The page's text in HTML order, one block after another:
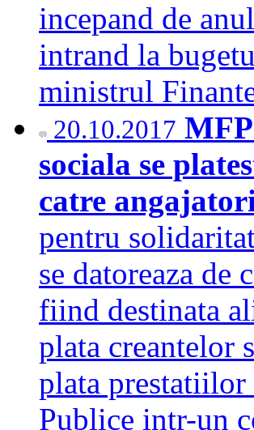
incepand de
intrand la
ministrul
20.10.2017
sociala se
catre
pentru
se datoreaza
fiind destinata
plata creantelor
plata
Publice intr-un